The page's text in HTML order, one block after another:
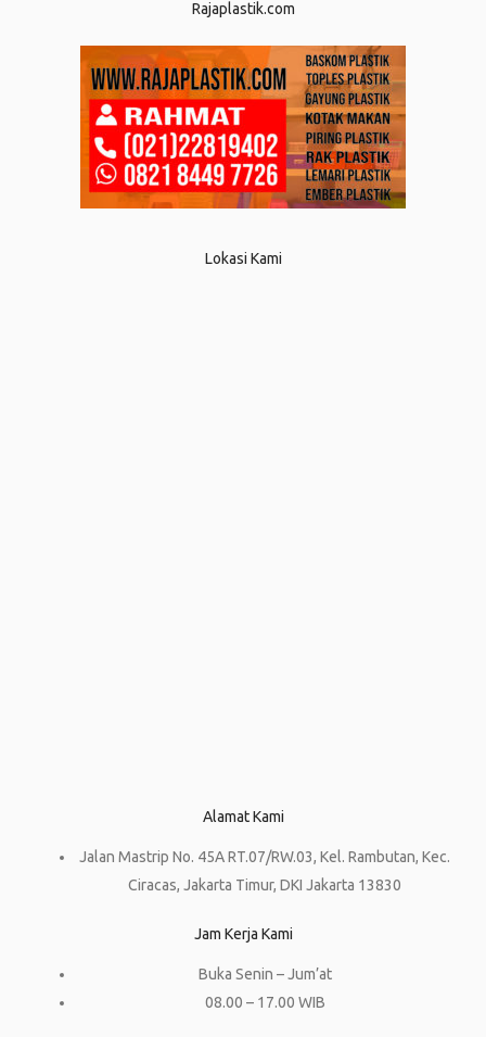
Rajaplastik.com
Lokasi Kami
Alamat Kami
Jalan Mastrip No. 45A RT.07/RW.03, Kel. Rambutan, Kec.
Ciracas, Jakarta Timur, DKI Jakarta 13830
Jam Kerja Kami
Buka Senin – Jum’at
08.00 – 17.00 WIB